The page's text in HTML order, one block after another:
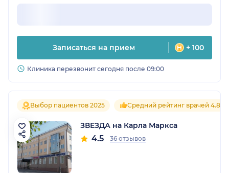
Записаться на прием + 100
Клиника перезвонит сегодня после 09:00
Выбор пациентов 2025 Средний рейтинг врачей 4.8
ЗВЕЗДА на Карла Маркса
4.5 36 отзывов